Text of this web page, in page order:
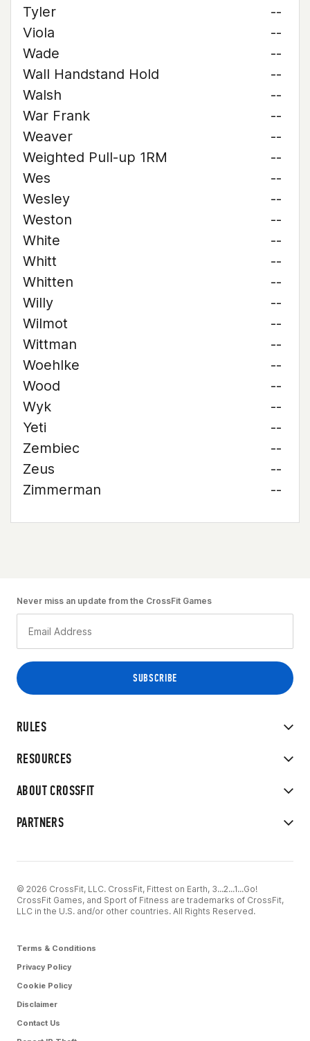
Tyler
--
Viola
--
Wade
--
Wall Handstand Hold
--
Walsh
--
War Frank
--
Weaver
--
Weighted Pull-up 1RM
--
Wes
--
Wesley
--
Weston
--
White
--
Whitt
--
Whitten
--
Willy
--
Wilmot
--
Wittman
--
Woehlke
--
Wood
--
Wyk
--
Yeti
--
Zembiec
--
Zeus
--
Zimmerman
--
RULES
RESOURCES
ABOUT CROSSFIT
PARTNERS
Never miss an update from the CrossFit Games
© 2026 CrossFit, LLC. CrossFit, Fittest on Earth, 3...2...1...Go!
CrossFit Games, and Sport of Fitness are trademarks of CrossFit,
LLC in the U.S. and/or other countries. All Rights Reserved.
Terms & Conditions
Privacy Policy
Cookie Policy
Disclaimer
Contact Us